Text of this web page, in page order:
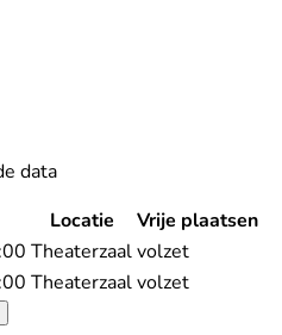
data
Locatie Vrije plaatsen
Theaterzaalvolzet
Theaterzaalvolzet